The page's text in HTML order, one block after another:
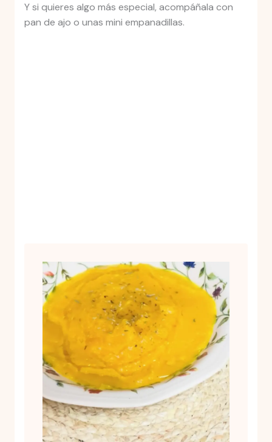
Y si quieres algo más especial, acompáñala con
pan de ajo o unas mini empanadillas.